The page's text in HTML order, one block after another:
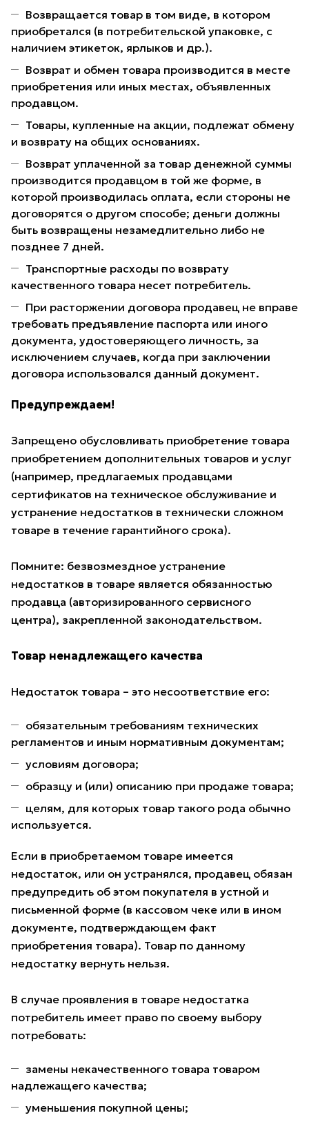
Возвращается товар в том виде, в котором
приобретался (в потребительской упаковке, с
наличием этикеток, ярлыков и др.).
Возврат и обмен товара производится в месте
приобретения или иных местах, объявленных
продавцом.
Товары, купленные на акции, подлежат обмену
и возврату на общих основаниях.
Возврат уплаченной за товар денежной суммы
производится продавцом в той же форме, в
которой производилась оплата, если стороны не
договорятся о другом способе; деньги должны
быть возвращены незамедлительно либо не
позднее 7 дней.
Транспортные расходы по возврату
качественного товара несет потребитель.
При расторжении договора продавец не вправе
требовать предъявление паспорта или иного
документа, удостоверяющего личность, за
исключением случаев, когда при заключении
договора использовался данный документ.
Предупреждаем!
Запрещено обусловливать приобретение товара
приобретением дополнительных товаров и услуг
(например, предлагаемых продавцами
сертификатов на техническое обслуживание и
устранение недостатков в технически сложном
товаре в течение гарантийного срока).
Помните: безвозмездное устранение
недостатков в товаре является обязанностью
продавца (авторизированного сервисного
центра), закрепленной законодательством.
Товар ненадлежащего качества
Недостаток товара – это несоответствие его:
обязательным требованиям технических
регламентов и иным нормативным документам;
условиям договора;
образцу и (или) описанию при продаже товара;
целям, для которых товар такого рода обычно
используется.
Если в приобретаемом товаре имеется
недостаток, или он устранялся, продавец обязан
предупредить об этом покупателя в устной и
письменной форме (в кассовом чеке или в ином
документе, подтверждающем факт
приобретения товара). Товар по данному
недостатку вернуть нельзя.
В случае проявления в товаре недостатка
потребитель имеет право по своему выбору
потребовать:
замены некачественного товара товаром
надлежащего качества;
уменьшения покупной цены;